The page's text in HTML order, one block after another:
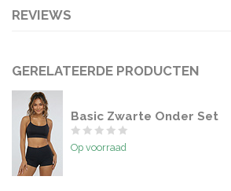
REVIEWS
GERELATEERDE PRODUCTEN
Basic Zwarte Onder Set
Op voorraad